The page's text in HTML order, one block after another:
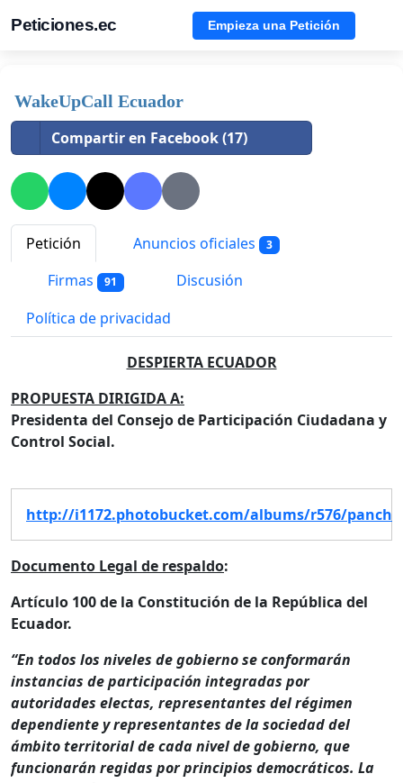
Peticiones.ec Empieza una Petición
WakeUpCall Ecuador
Compartir en Facebook (17)
Petición Anuncios oficiales 3
Firmas 91
Discusión
Política de privacidad
DESPIERTA ECUADOR
PROPUESTA DIRIGIDA A:
Presidenta del Consejo de Participación Ciudadana y
Control Social.
http://i1172.photobucket.com/albums/r576/
Documento Legal de respaldo:
Artículo 100 de la Constitución de la República del
Ecuador.
“En todos los niveles de gobierno se conformarán
instancias de participación integradas por
autoridades electas, representantes del régimen
dependiente y representantes de la sociedad del
ámbito territorial de cada nivel de gobierno, que
funcionarán regidas por principios democráticos. La